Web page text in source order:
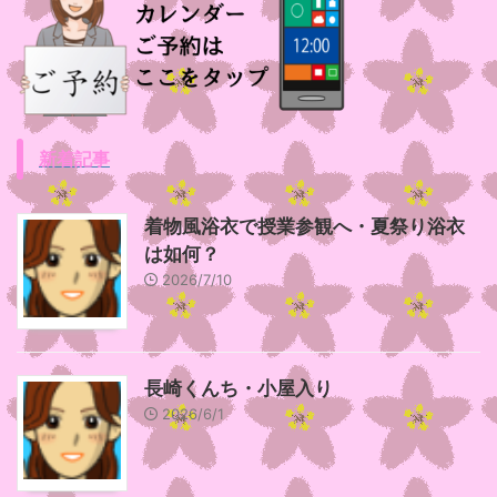
新着記事
着物風浴衣で授業参観へ・夏祭り浴衣
は如何？
2026/7/10
長崎くんち・小屋入り
2026/6/1